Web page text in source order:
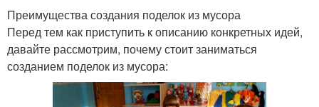
Преимущества создания поделок из мусора
Перед тем как приступить к описанию конкретных идей,
давайте рассмотрим, почему стоит заниматься
созданием поделок из мусора: